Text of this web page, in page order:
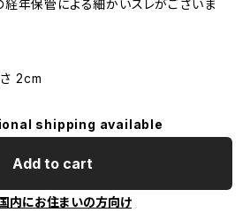
経年保管による細かいスレがございま
2cm
shipping available
Add to cart
内にお住まいの方向け